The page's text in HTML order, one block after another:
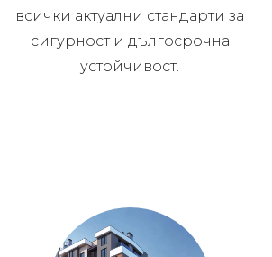
всички актуални стандарти за
сигурност и дългосрочна
устойчивост.